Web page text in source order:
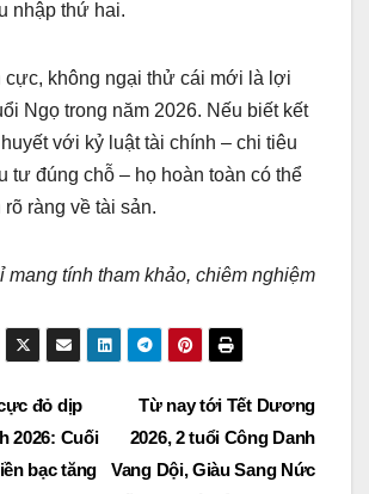
nhập thứ hai.
cực, không ngại thử cái mới là lợi
Ngọ trong năm 2026. Nếu biết kết
với kỷ luật tài chính – chi tiêu
tư đúng chỗ – họ hoàn toàn có thể
ràng về tài sản.
mang tính tham khảo, chiêm nghiệm
Từ nay tới Tết Dương
2026, 2 tuổi Công Danh
Vang Dội, Giàu Sang Nức
đỏ dịp
2026: Cuối
bạc tăng